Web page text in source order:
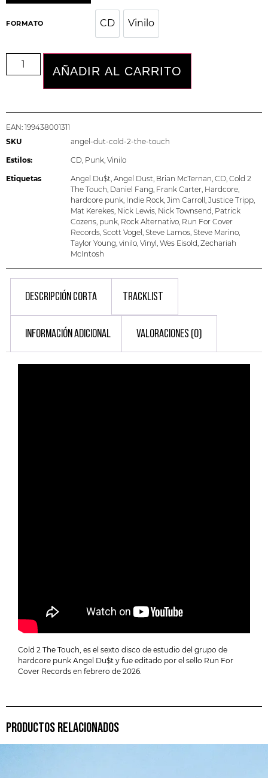
FORMATO CD Vinilo
AÑADIR AL CARRITO
EAN: 199438001311
SKU
angel-dut-cold-2-the-touch
Estilos: CD, Punk, Vinilo
Etiquetas Angel Du$t, Angel Dust, Brian McTernan, CD, Cold 2
The Touch, Daniel Fang, Frank Carter, Hardcore,
hardcore punk, Indie Rock, Jim Carroll , Justice Tripp,
Mat Kerekes, Nick Lewis, Nick Townsend, Patrick
Cozens, punk, Rock Alternativo, Run For Cover
Records, Scott Vogel , Steve Lamos, Steve Marino,
Taylor Young, vinilo, Vinyl, Wes Eisold, Zechariah
McIntosh
DESCRIPCIÓN CORTA TRACKLIST
INFORMACIÓN ADICIONAL VALORACIONES (0)
Cold 2 The Touch, es el sexto disco de estudio del grupo de
hardcore punk Angel Du$t y fue editado por el sello Run For
Cover Records en febrero de 2026.
PRODUCTOS RELACIONADOS